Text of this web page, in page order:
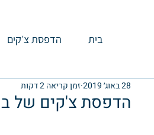
בית הדפסת צ׳קים
הדפסת צ'קים של
28 באוג׳ 2019 זמן קריאה 2 דקות